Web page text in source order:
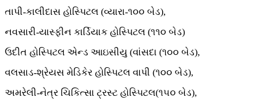
તાપી-કાલીદાસ હોસ્પિટલ (વ્યારા-૧૦૦ બેડ),
નવસારી-યાસ્ફીન કાર્ડિયાક હોસ્પિટલ (૧૧૦ બેડ)
ઉદીત હોસ્પિટલ એન્ડ આઇસીયુ (વાંસદા (૧૦૦ બેડ),
વલસાડ-શ્રેયસ મેડિકેર હોસ્પિટલ વાપી (૧૦૦ બેડ),
અમરેલી-નેત્ર ચિકિત્સા ટ્રસ્ટ હોસ્પિટલ(૧૫૦ બેડ),